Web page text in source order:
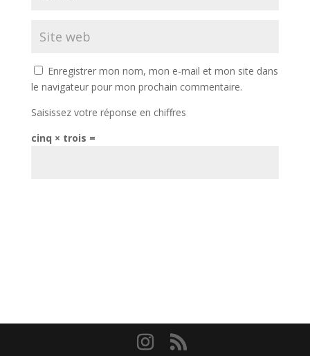
Enregistrer mon nom, mon e-mail et mon site dans
le navigateur pour mon prochain commentaire.
Saisissez votre réponse en chiffres
cinq × trois =